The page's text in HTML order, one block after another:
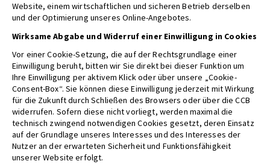
Website, einem wirtschaftlichen und sicheren Betrieb derselben
und der Optimierung unseres Online-Angebotes.
Wirksame Abgabe und Widerruf einer Einwilligung in Cookies
Vor einer Cookie-Setzung, die auf der Rechtsgrundlage einer
Einwilligung beruht, bitten wir Sie direkt bei dieser Funktion um
Ihre Einwilligung per aktivem Klick oder über unsere „Cookie-
Consent-Box“. Sie können diese Einwilligung jederzeit mit Wirkung
für die Zukunft durch Schließen des Browsers oder über die CCB
widerrufen. Sofern diese nicht vorliegt, werden maximal die
technisch zwingend notwendigen Cookies gesetzt, deren Einsatz
auf der Grundlage unseres Interesses und des Interesses der
Nutzer an der erwarteten Sicherheit und Funktionsfähigkeit
unserer Website erfolgt.